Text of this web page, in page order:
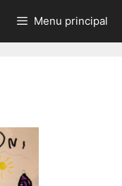
Menu principal